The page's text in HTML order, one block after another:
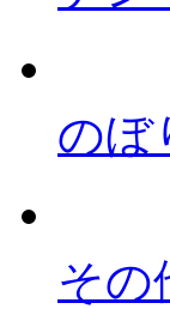
のぼ
その